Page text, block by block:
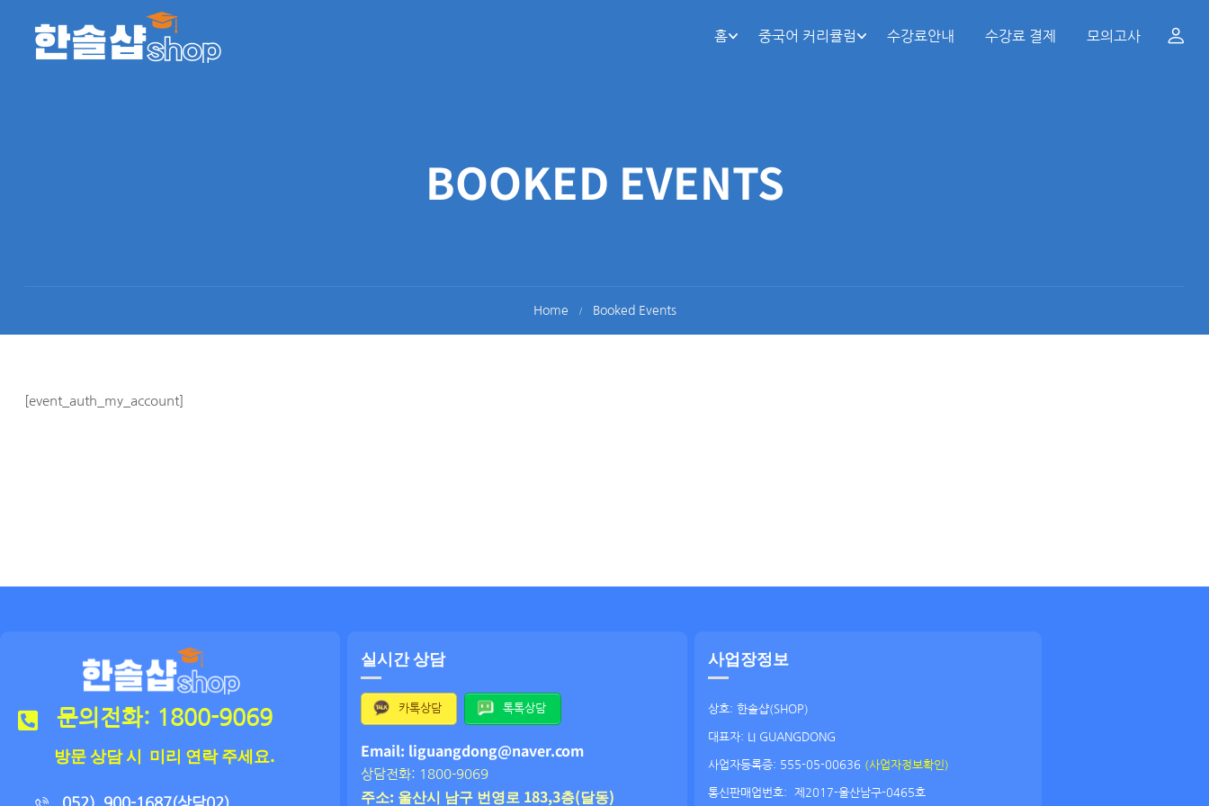
홈 중국어 커리큘럼 수강료안내 수강료 결제 모의고사
BOOKED EVENTS
Home Booked Events
[event_auth_my_account]
문의전화: 1800-9069
방문 상담 시 미리 연락 주세요.
052）900-1687(상담02)
실시간 상담
카톡상담 톡톡상담
Email: liguangdong@naver.com
상담전화: 1800-9069
주소: 울산시 남구 번영로 183,3층(달동)
사업장정보
상호: 한솔샵(SHOP)
대표자: LI GUANGDONG
사업자등록증: 555-05-00636 (사업자정보확인)
통신판매업번호:제2017-울산남구-0465호